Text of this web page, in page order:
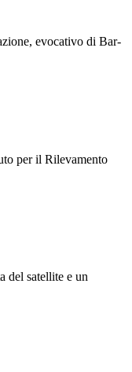
evocativo di Bar-
per il Rilevamento
del satellite e un